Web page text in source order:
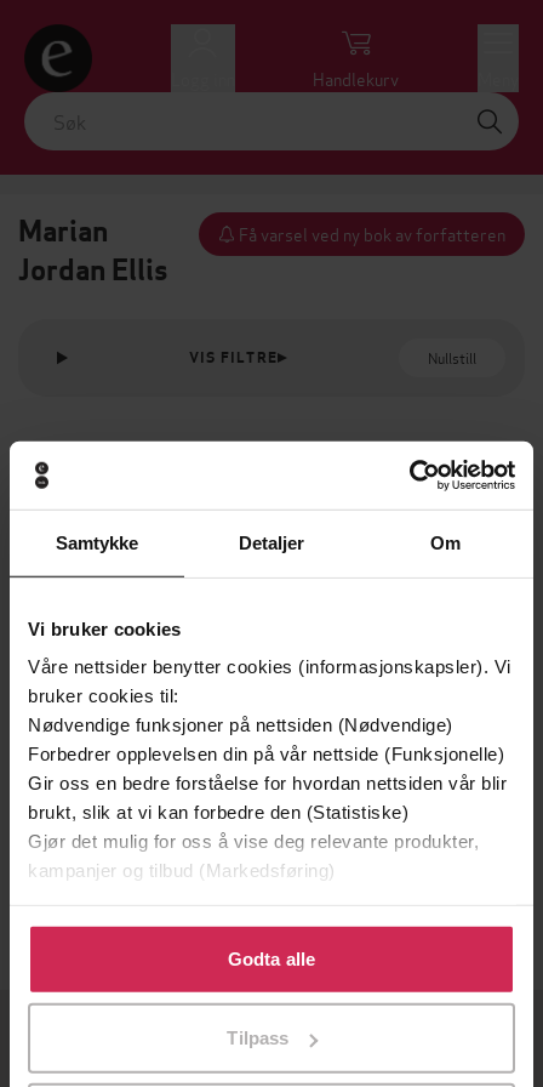
Samtykke Detaljer Om
Vi bruker cookies
Våre nettsider benytter cookies (informasjonskapsler). Vi
bruker cookies til:
Nødvendige funksjoner på nettsiden (Nødvendige)
Forbedrer opplevelsen din på vår nettside (Funksjonelle)
Gir oss en bedre forståelse for hvordan nettsiden vår blir
brukt, slik at vi kan forbedre den (Statistiske)
Gjør det mulig for oss å vise deg relevante produkter,
kampanjer og tilbud (Markedsføring)
Klikk på «Godta alle» for å gi oss ditt samtykke til å
bruke cookies for alle disse formålene. Du kan også
tilpasse ditt samtykke til spesifikke formål ved å klikke
Godta alle
Tilpass
Handlekurv
Marian
Jordan Ellis
Få varsel ved ny bok av forfatteren
VIS FILTRE Nullstill
125,-
Garden to Garden
Marian Jordan Ellis